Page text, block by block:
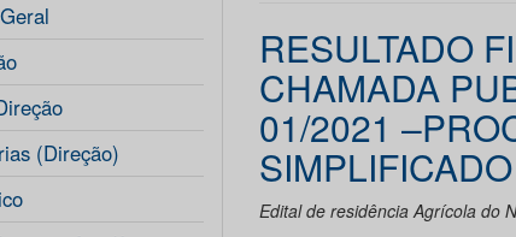
(Direção)
RESULTADO
CHAMADA
01/2021
SIMPLIFICADO
Edital de residência Agrícola do